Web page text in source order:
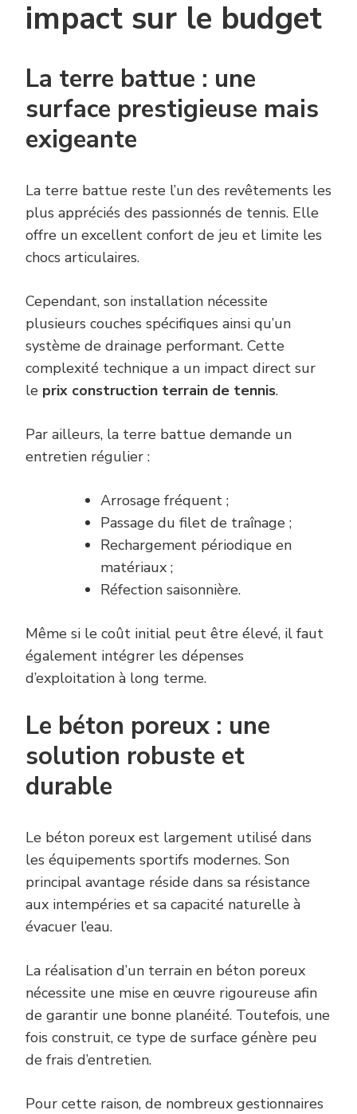
impact sur le budget
La terre battue : une
surface prestigieuse mais
exigeante
La terre battue reste l’un des revêtements les
plus appréciés des passionnés de tennis. Elle
offre un excellent confort de jeu et limite les
chocs articulaires.
Cependant, son installation nécessite
plusieurs couches spécifiques ainsi qu’un
système de drainage performant. Cette
complexité technique a un impact direct sur
le prix construction terrain de tennis.
Par ailleurs, la terre battue demande un
entretien régulier :
Arrosage fréquent ;
Passage du filet de traînage ;
Rechargement périodique en
matériaux ;
Réfection saisonnière.
Même si le coût initial peut être élevé, il faut
également intégrer les dépenses
d’exploitation à long terme.
Le béton poreux : une
solution robuste et
durable
Le béton poreux est largement utilisé dans
les équipements sportifs modernes. Son
principal avantage réside dans sa résistance
aux intempéries et sa capacité naturelle à
évacuer l’eau.
La réalisation d’un terrain en béton poreux
nécessite une mise en œuvre rigoureuse afin
de garantir une bonne planéité. Toutefois, une
fois construit, ce type de surface génère peu
de frais d’entretien.
Pour cette raison, de nombreux gestionnaires